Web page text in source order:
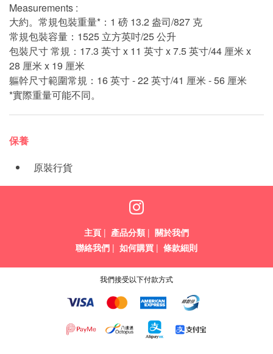
Measurements :
大約。常規包裝重量*：1 磅 13.2 盎司/827 克
常規包裝容量：1525 立方英吋/25 公升
包裝尺寸 常規：17.3 英寸 x 11 英寸 x 7.5 英寸/44 厘米 x
28 厘米 x 19 厘米
軀幹尺寸範圍常規：16 英寸 - 22 英寸/41 厘米 - 56 厘米
*實際重量可能不同。
保養
原裝行貨
主頁 | 產品分類 | 關於我們
聯絡我們 | 如何購買 | 條款細則
我們接受以下付款方式